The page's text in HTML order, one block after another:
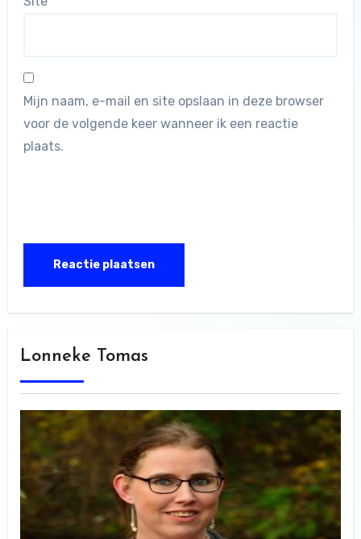
Mijn naam, e-mail en site opslaan in deze browser
voor de volgende keer wanneer ik een reactie
plaats.
Lonneke Tomas